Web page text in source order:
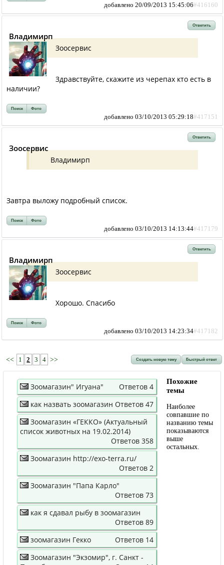
добавлено 20/09/2013 15:45:06#416160
Ответить
Владимирп
Зоосервис
Здравствуйте, скажите из черепах кто есть в
наличии?
Поиск Фото
добавлено 03/10/2013 05:29:18#417151
Ответить
Зоосервис
Владимирп
Завтра выложу подробный список.
Поиск Фото
добавлено 03/10/2013 14:13:44#417179
Ответить
Владимирп
Зоосервис
Хорошо. Спасибо
Поиск Фото
добавлено 03/10/2013 14:23:34#417182
<< 1 2 3 4 >> Создать новую тему Быстрый ответ
Зоомагазин" Игуана"
Ответов 4
как назвать зоомагазин Ответов 47
Зоомагазин «ГЕККО» (Актуальный
список животных на 19.02.2014)
Ответов 358
Зоомагазин http://exo-terra.ru/
Ответов 2
Зоомагазин "Папа Карло"
Ответов 73
как я сдавал рыбу в зоомагазин
Ответов 89
зоомагазин Гекко
Ответов 14
Зоомагазин "Экзомир", г. Санкт -
Похожие
темы
Наиболее
совпавшие по
названию темы
показываются
выше
остальных.